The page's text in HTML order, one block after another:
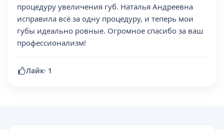
процедуру увеличения губ. Наталья Андреевна
исправила всё за одну процедуру, и теперь мои
губы идеально ровные. Огромное спасибо за ваш
профессионализм!
Лайк· 1